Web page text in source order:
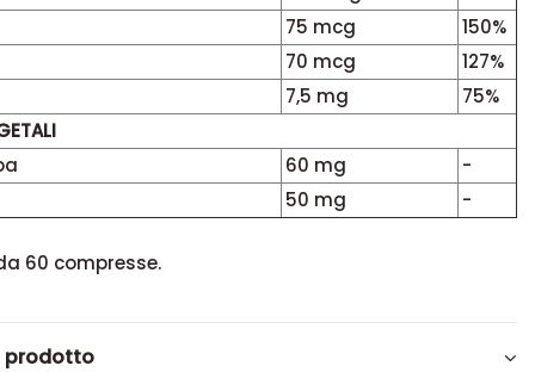
75 mcg
150%
70 mcg
127%
7,5 mg
75%
60 mg
-
50 mg
-
60 compresse.
prodotto